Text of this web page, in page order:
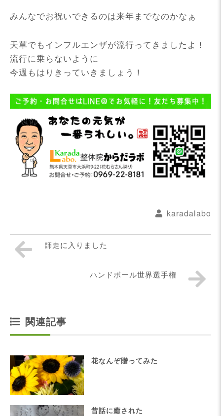
みんなでお祝いできるのは来年までなのかなぁ
天草でもインフルエンザが流行ってきましたよ！
流行に乗らないように
今週もはりきっていきましょう！
karadalabo
師走に入りました
ハンドボール世界選手権
関連記事
花なんぞ贈ってみた
昔話に癒された